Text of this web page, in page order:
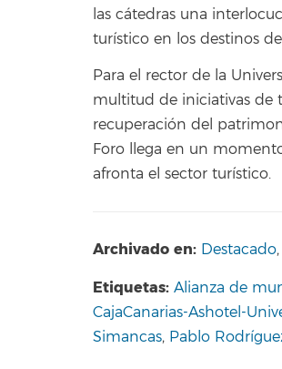
las cátedras una
turístico en los destinos
Para el rector de la
multitud de iniciativas de
recuperación del
Foro llega en un
afronta el sector turístico.
Archivado en: Destacado,
Etiquetas: Alianza de
CajaCanarias-Ashotel-
Simancas, Pablo